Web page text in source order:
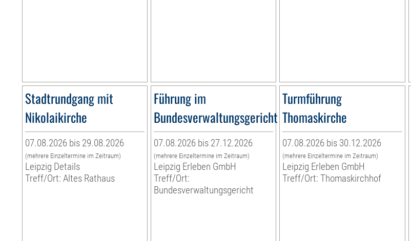
Stadtrundgang mit
Nikolaikirche
07.08.2026 bis 29.08.2026
(mehrere Einzeltermine im Zeitraum)
Leipzig Details
Treff/Ort: Altes Rathaus
Führung im
Bundesverwaltungsgericht
07.08.2026 bis 27.12.2026
(mehrere Einzeltermine im Zeitraum)
Leipzig Erleben GmbH
Treff/Ort:
Bundesverwaltungsgericht
Turmführung
Thomaskirche
07.08.2026 bis 30.12.2026
(mehrere Einzeltermine im Zeitraum)
Leipzig Erleben GmbH
Treff/Ort: Thomaskirchhof